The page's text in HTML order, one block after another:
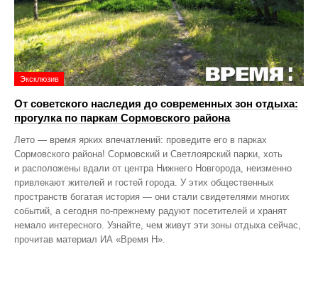
Эксклюзив
От советского наследия до современных зон отдыха:
прогулка по паркам Сормовского района
Лето — время ярких впечатлений: проведите его в парках
Сормовского района! Сормовский и Светлоярский парки, хоть
и расположены вдали от центра Нижнего Новгорода, неизменно
привлекают жителей и гостей города. У этих общественных
пространств богатая история — они стали свидетелями многих
событий, а сегодня по‑прежнему радуют посетителей и хранят
немало интересного. Узнайте, чем живут эти зоны отдыха сейчас,
прочитав материал ИА «Время Н».